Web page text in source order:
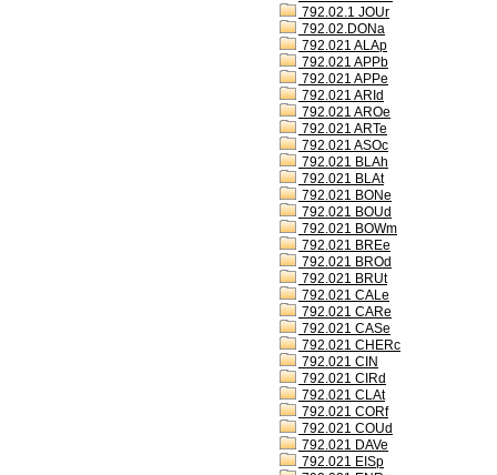
792.02.1 JOUr
792.02.DONa
792.021 ALAp
792.021 APPb
792.021 APPe
792.021 ARId
792.021 AROe
792.021 ARTe
792.021 ASOc
792.021 BLAh
792.021 BLAt
792.021 BONe
792.021 BOUd
792.021 BOWm
792.021 BREe
792.021 BROd
792.021 BRUt
792.021 CALe
792.021 CARe
792.021 CASe
792.021 CHERc
792.021 CIN
792.021 CIRd
792.021 CLAt
792.021 CORf
792.021 COUd
792.021 DAVe
792.021 EISp